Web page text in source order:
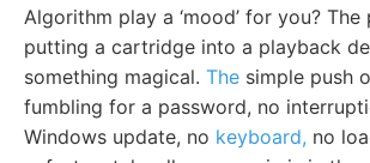
Algorithm play a ‘mood’ for you? The
putting a cartridge into a playback
something magical. The simple push
fumbling for a password, no
Windows update, no keyboard, no